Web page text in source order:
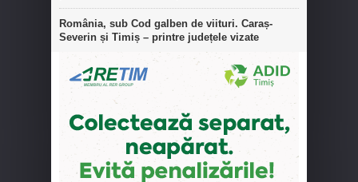
România, sub Cod galben de viituri. Caraș-
Severin și Timiș – printre județele vizate